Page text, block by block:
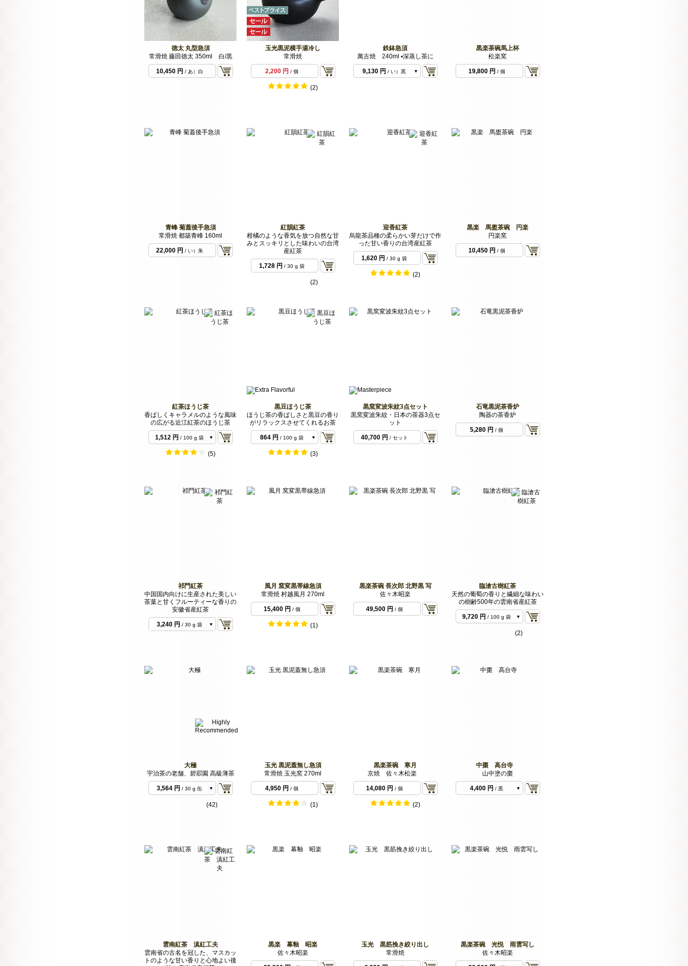
徳太 丸型急須
常滑焼 藤田徳太 350ml 白/黒
10,450 円 / あ）白
泥
玉光黒泥横手湯冷し
常滑焼
2,200 円 / 個
(2)
鉄鉢急須
萬古焼 240ml ▪️深蒸し茶に
9,130 円/ あ）白
9,130 円 / い）黒
黒楽茶碗馬上杯
松楽窯
19,800 円 / 個
青峰 菊蓋後手急須
常滑焼 都築青峰 160ml
22,000 円 / い）朱
泥
紅韻紅茶
柑橘のような香気を放つ自然な甘
みとスッキリとした味わいの台湾
産紅茶
1,728 円 / 30 g 袋
(2)
迎香紅茶
烏龍茶品種の柔らかい芽だけで作
った甘い香りの台湾産紅茶
1,620 円 / 30 g 袋
(2)
黒楽 馬盥茶碗 円楽
円楽窯
10,450 円 / 個
紅茶ほうじ茶
香ばしくキャラメルのような風味
の広がる近江紅茶のほうじ茶
1,512 円 / 100 g 袋
3,024 円/ 200 g 袋 (5)
黒豆ほうじ茶
ほうじ茶の香ばしさと黒豆の香り
がリラックスさせてくれるお茶
864 円 / 100 g 袋
1,728 円/ 200 g 袋 (3)
黒窯変波朱紋3点セット
黒窯変波朱紋・日本の茶器3点セ
ット
40,700 円 / セット
石竜黒泥茶香炉
陶器の茶香炉
5,280 円 / 個
祁門紅茶
中国国内向けに生産された美しい
茶葉と甘くフルーティーな香りの
安徽省産紅茶
3,240 円 / 30 g 袋
風月 窯変黒帯線急須
常滑焼 村越風月 270ml
15,400 円 / 個
(1)
黒楽茶碗 長次郎 北野黒 写
佐々木昭楽
49,500 円 / 個
臨滄古樹紅茶
天然の葡萄の香りと繊細な味わい
の樹齢500年の雲南省産紅茶
3,240 円/ 30 g 袋
9,720 円 / 100 g 袋
(2)
大極
宇治茶の老舗、碧翆園 高級薄茶
3,348 円/ 30 g 袋
3,564 円 / 30 g 缶
袋
31,752 円/ 300 g
(42)
玉光 黒泥蓋無し急須
常滑焼 玉光窯 270ml
4,950 円 / 個
(1)
黒楽茶碗 寒月
京焼 佐々木松楽
14,080 円 / 個
(2)
中棗 高台寺
山中塗の棗
4,400 円 / 黒
雲南紅茶 滇紅工夫
雲南省の古名を冠した、マスカッ
トのような甘い香りと心地よい後
黒楽 幕釉 昭楽
佐々木昭楽
玉光 黒筋挽き絞り出し
常滑焼
黒楽茶碗 光悦 雨雲写し
佐々木昭楽